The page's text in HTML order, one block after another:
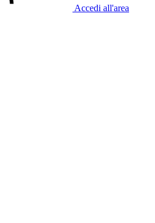
Accedi all'area